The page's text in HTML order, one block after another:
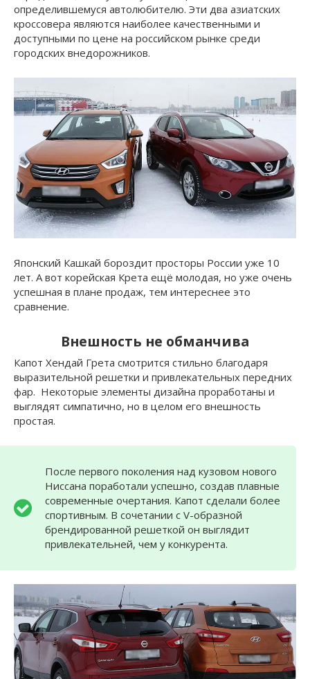
определившемуся автолюбителю. Эти два азиатских
кроссовера являются наиболее качественными и
доступными по цене на российском рынке среди
городских внедорожников.
Японский Кашкай бороздит просторы России уже 10
лет. А вот корейская Крета ещё молодая, но уже очень
успешная в плане продаж, тем интереснее это
сравнение.
Внешность не обманчива
Капот Хендай Грета смотрится стильно благодаря
выразительной решетки и привлекательных передних
фар. Некоторые элементы дизайна проработаны и
выглядят симпатично, но в целом его внешность
простая.
После первого поколения над кузовом нового
Ниссана поработали успешно, создав плавные
современные очертания. Капот сделали более
спортивным. В сочетании с V-образной
брендированной решеткой он выглядит
привлекательней, чем у конкурента.